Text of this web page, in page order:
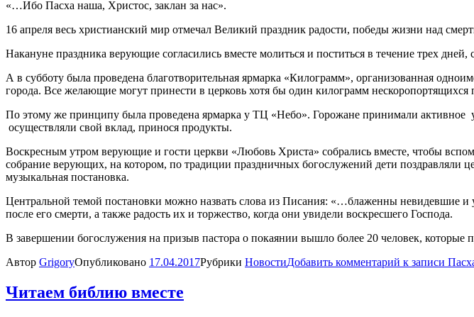
«…Ибо Пасха наша, Христос, заклан за нас».
16 апреля весь христианский мир отмечал Великий праздник радости, победы жизни над
Накануне праздника верующие согласились вместе молиться и поститься в течение трех дней,
А в субботу была проведена благотворительная ярмарка «Килограмм», организованная
города. Все желающие могут принести в церковь хотя бы один килограмм
По этому же принципу была проведена ярмарка у ТЦ «Небо». Горожане принимали активное
осуществляли свой вклад, принося продукты.
Воскресным утром верующие и гости церкви «Любовь Христа» собрались вместе, чтобы
собрание верующих, на котором, по традиции праздничных богослужений дети поздравляли
музыкальная постановка.
Центральной темой постановки можно назвать слова из Писания: «…блаженны невидевшие
после его смерти, а также радость их и торжество, когда они увидели воскресшего Господа.
В завершении богослужения на призыв пастора о покаянии вышло более 20 человек,
Автор GrigoryОпубликовано 17.04.2017Рубрики НовостиДобавить комментарий к записи
Читаем библию вместе